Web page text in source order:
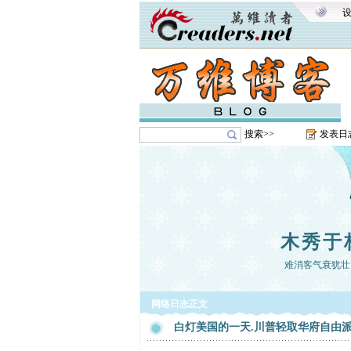
搜索>> 发表日
木秀于
难消客气衰犹
网络日志正文
白灯美国的一天.川普轻取华府自由